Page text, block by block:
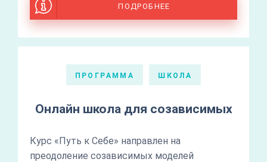
ПОДРОБНЕЕ
ПРОГРАММА ШКОЛА
Онлайн школа для созависимых
Курс «Путь к Себе» направлен на
преодоление созависимых моделей